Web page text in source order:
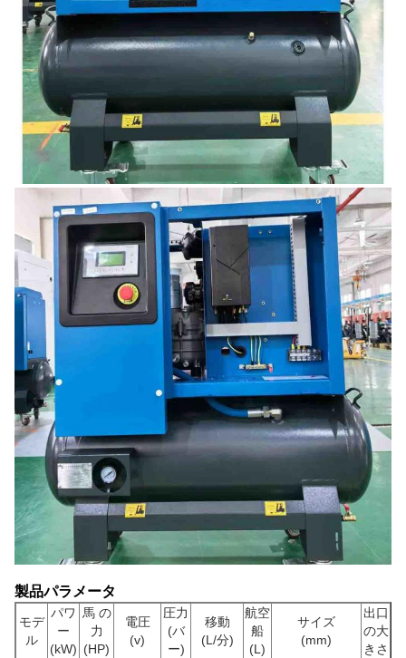
製品パラメータ
モデ
ル
パワ
ー
(kW)
馬 の
力
(HP)
電圧
(v)
圧力
(バ
ー)
移動
(L/分)
航空
船
(L)
サイズ
(mm)
出口
の大
きさ